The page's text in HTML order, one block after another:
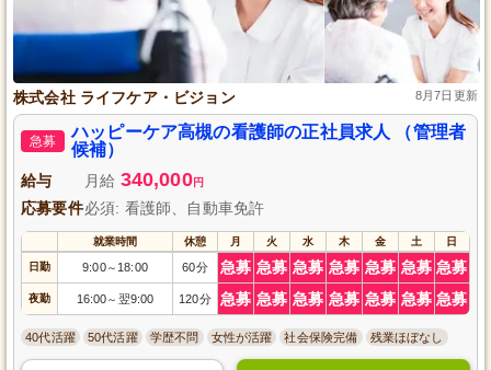
株式会社 ライフケア・ビジョン 8月7日更新
急募
ハッピーケア高槻の看護師の正社員求人 （管理者
候補）
給与 月給 340,000円
応募要件必須: 看護師、自動車免許
就業時間 休憩 月 火 水 木 金 土 日
日勤 9:00～ 18:00 60分 急募 急募 急募 急募 急募 急募 急募
夜勤 16:00～ 翌9:00 120分 急募 急募 急募 急募 急募 急募 急募
40代活躍 50代活躍 学歴不問 女性が活躍 社会保険完備 残業ほぼなし